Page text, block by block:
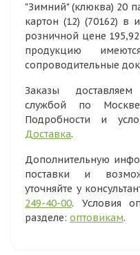
"Зимний" (клюква) 20
картон (12) (70162) в
розничной цене
продукцию
сопроводительные
Заказы
службой по
Подробности и
Доставка.
Дополнительную
поставки и
уточняйте у
249-40-00. Условия
разделе: оптовикам.